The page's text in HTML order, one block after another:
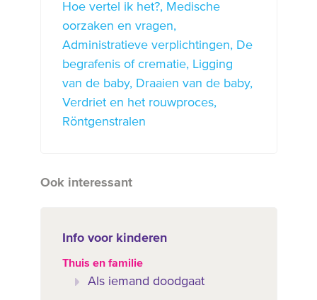
Hoe vertel ik het?
Medische
oorzaken en vragen
Administratieve verplichtingen
De
begrafenis of crematie
Ligging
van de baby
Draaien van de baby
Verdriet en het rouwproces
Röntgenstralen
Ook interessant
Info voor kinderen
Thuis en familie
Als iemand doodgaat